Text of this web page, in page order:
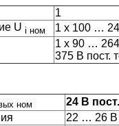
1
U i ном
1 х 100 …
1 х 90 …
375 В пост.
ном
24 В
22 … 26 В